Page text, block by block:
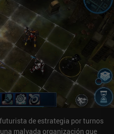
de estrategia por turnos
malvada organización que